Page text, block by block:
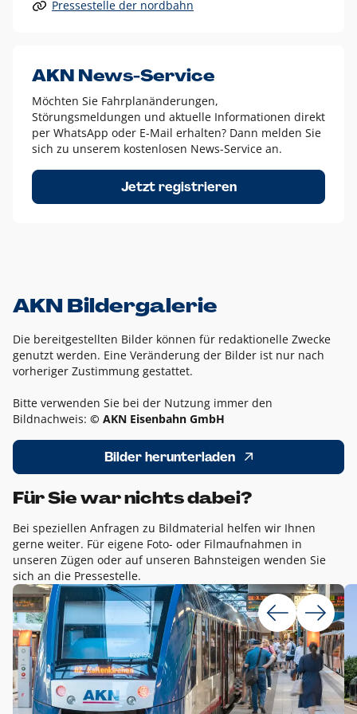
Alle anderen Logo-Varianten dürfen nur in Ausnahmefällen
Diese Ausnahmen sind zum Beispiel:
dem AKN Blau,
weißes Logo auf Fotohintergründen,
schwarzes Logo für reine Schwarz-Weiß-Umsetzungen
Um das Logo herum muss ein Schutzraum von jeweils einer
Höhe bzw. Breite des N aus AKN in alle Richtungen
Pressestelle der nordbahn
AKN News-Service
Möchten Sie Fahrplanänderungen,
Störungsmeldungen und aktuelle Informationen direkt
per WhatsApp oder E-Mail erhalten? Dann melden Sie
sich zu unserem kostenlosen News-Service an.
Jetzt registrieren
AKN Bildergalerie
Die bereitgestellten Bilder können für redaktionelle Zwecke
genutzt werden. Eine Veränderung der Bilder ist nur nach
vorheriger Zustimmung gestattet.
Bitte verwenden Sie bei der Nutzung immer den
Bildnachweis: © AKN Eisenbahn GmbH
Bilder herunterladen
Für Sie war nichts dabei?
Bei speziellen Anfragen zu Bildmaterial helfen wir Ihnen
gerne weiter. Für eigene Foto- oder Filmaufnahmen in
unseren Zügen oder auf unseren Bahnsteigen wenden Sie
sich an die Pressestelle.